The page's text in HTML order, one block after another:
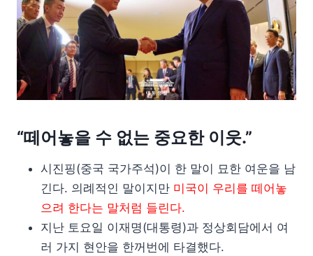
“떼어놓을 수 없는 중요한 이웃.”
시진핑(중국 국가주석)이 한 말이 묘한 여운을 남
긴다. 의례적인 말이지만 미국이 우리를 떼어놓
으려 한다는 말처럼 들린다.
지난 토요일 이재명(대통령)과 정상회담에서 여
러 가지 현안을 한꺼번에 타결했다.